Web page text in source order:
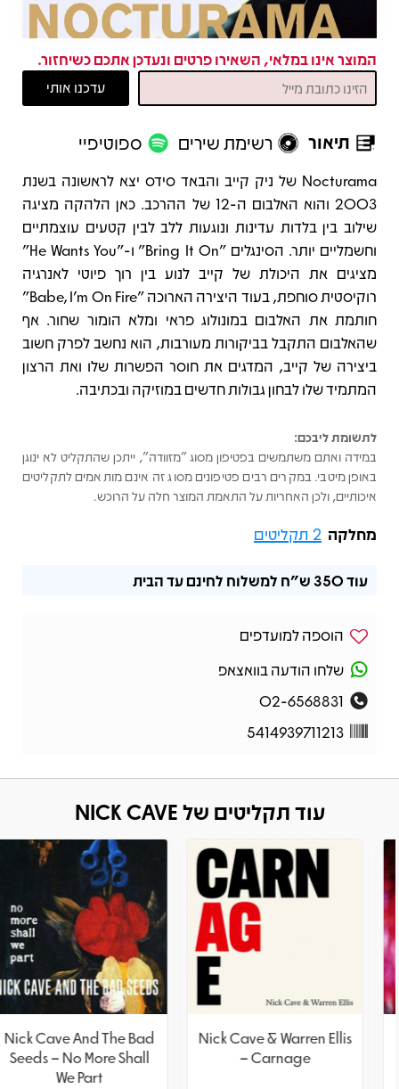
המוצר אינו במלאי, השאירו פרטים ונעדכן אתכם כשיחזור.
תיאור רשימת שירים ספוטיפיי
תיאור
Nocturama של ניק קייב והבאד סידס יצא לראשונה בשנת
2003 והוא האלבום ה-12 של ההרכב. כאן הלהקה מציגה
שילוב בין בלדות עדינות ונוגעות ללב לבין קטעים עוצמתיים
וחשמליים יותר. הסינגלים "Bring It On" ו-"He Wants You"
מציגים את היכולת של קייב לנוע בין רוך פיוטי לאנרגיה
רוקיסטית סוחפת, בעוד היצירה הארוכה "Babe, I’m On Fire"
חותמת את האלבום במונולוג פראי ומלא הומור שחור. אף
שהאלבום התקבל בביקורות מעורבות, הוא נחשב לפרק חשוב
ביצירה של קייב, המדגים את חוסר הפשרות שלו ואת הרצון
המתמיד שלו לבחון גבולות חדשים במוזיקה ובכתיבה.
לתשומת ליבכם:
במידה ואתם משתמשים בפטיפון מסוג "מזוודה", ייתכן שהתקליט לא ינוגן
באופן מיטבי. במקרים רבים פטיפונים מסוג זה אינם מותאמים לתקליטים
איכותיים, ולכן האחריות על התאמת המוצר חלה על הרוכש.
מחלקה 2 תקליטים
עוד350 ש"ח למשלוח לחינם עד הבית
הוספה למועדפים
שלחו הודעה בוואצאפ
02-6568831
5414939711213
עוד תקליטים של NICK CAVE
Nick Cave & Warren Ellis
– Carnage
Nick Cave And The Bad
Seeds – No More Shall
We Part